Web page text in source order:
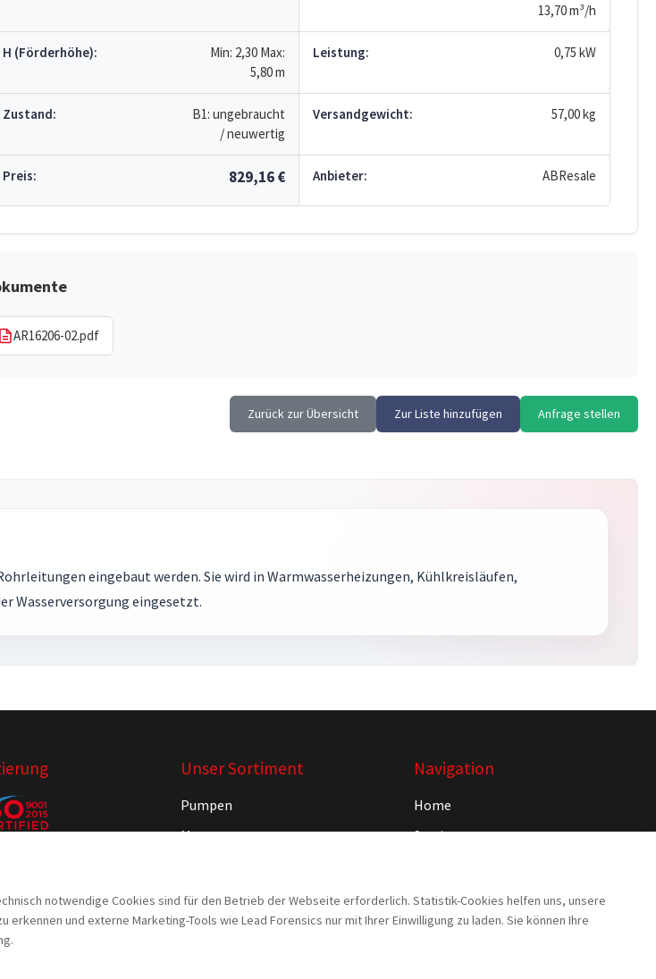
13,70m³/h
H (Förderhöhe): Min: 2,30 Max:
5,80m
Leistung: 0,75 kW
Zustand:
B1: ungebraucht
/ neuwertig
Versandgewicht: 57,00 kg
Preis: 829,16 € Anbieter: ABResale
AR16206-02.pdf
Zurück zur Übersicht Zur Liste hinzufügen Anfrage stellen
eingebaut werden. Sie wird in Warmwasserheizungen, Kühlkreisläufen,
Wasserversorgung eingesetzt.
Unser Sortiment
Pumpen
Motoren
Steuerungen
Navigation
Home
Service
Rebuy
Jobs
notwendige Cookies sind für den Betrieb der Webseite erforderlich. Statistik-Cookies helfen uns, unsere
und externe Marketing-Tools wie Lead Forensics nur mit Ihrer Einwilligung zu laden. Sie können Ihre